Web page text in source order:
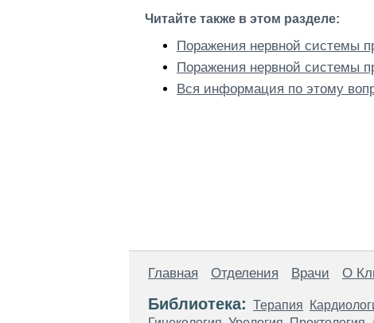
Читайте также в этом разделе:
Поражения нервной системы
Поражения нервной системы
Вся информация по этому
Главная Отделения Врачи О
Библиотека: Терапия